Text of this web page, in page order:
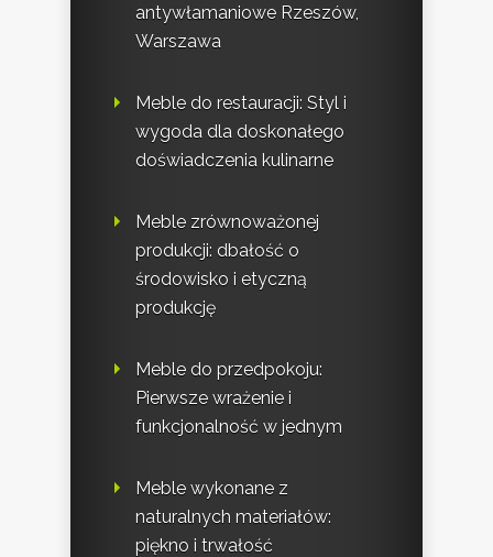
antywłamaniowe Rzeszów,
Warszawa
Meble do restauracji: Styl i
wygoda dla doskonałego
doświadczenia kulinarne
Meble zrównoważonej
produkcji: dbałość o
środowisko i etyczną
produkcję
Meble do przedpokoju:
Pierwsze wrażenie i
funkcjonalność w jednym
Meble wykonane z
naturalnych materiałów:
piękno i trwałość